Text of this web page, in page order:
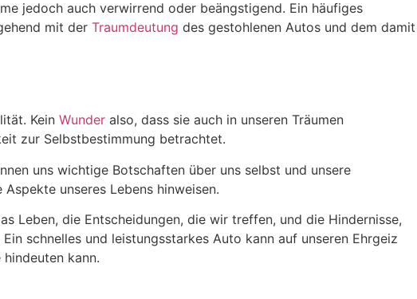
jedoch auch verwirrend oder beängstigend. Ein häufiges
mit der Traumdeutung des gestohlenen Autos und dem damit
Kein Wunder also, dass sie auch in unseren Träumen
zur Selbstbestimmung betrachtet.
uns wichtige Botschaften über uns selbst und unsere
unseres Lebens hinweisen.
Leben, die Entscheidungen, die wir treffen, und die Hindernisse,
schnelles und leistungsstarkes Auto kann auf unseren Ehrgeiz
kann.